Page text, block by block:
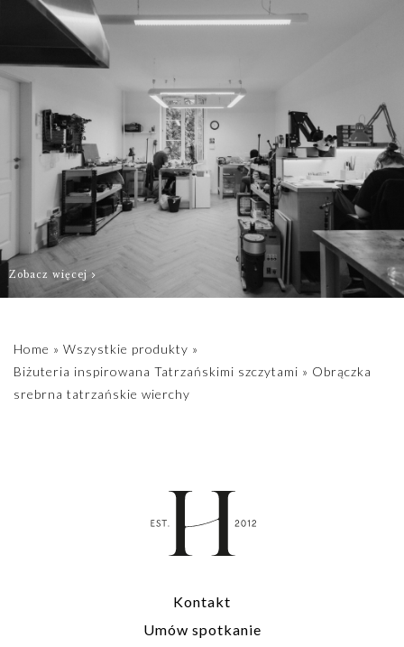
jak najszybciej
Zobacz więcej
Home » Wszystkie produkty »
Biżuteria inspirowana Tatrzańskimi szczytami » Obrączka
srebrna tatrzańskie wierchy
Kontakt
Umów spotkanie